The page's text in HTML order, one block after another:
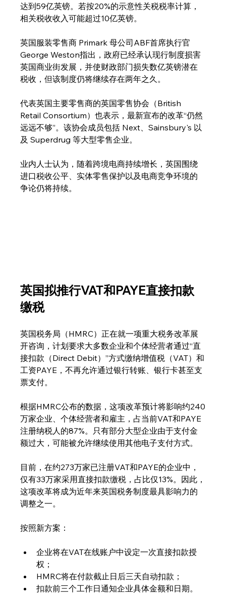
达到59亿英镑。若按20%的示意性关税税率计算，
相关税收收入可能超过10亿英镑。
英国服装零售商 Primark 母公司ABF首席执行官
George Weston指出，政府已经承认现行制度损害
英国商业街发展，并使财政部门损失数亿英镑潜在
税收，但该制度仍将继续存在两年之久。
代表英国主要零售商的英国零售协会（British
Retail Consortium）也表示，最新宣布的改革“仍然
远远不够”。该协会成员包括 Next、Sainsbury's 以
及 Superdrug 等大型零售企业。
业内人士认为，随着跨境电商持续增长，英国围绕
进口税收公平、实体零售保护以及电商竞争环境的
争论仍将持续。
英国拟推行VAT和PAYE直接扣款
缴税
英国税务局（HMRC）正在就一项重大税务改革展
开咨询，计划要求大多数企业和个体经营者通过“直
接扣款（Direct Debit）”方式缴纳增值税（VAT）和
工资PAYE，不再允许通过银行转账、银行卡甚至支
票支付。
根据HMRC公布的数据，这项改革预计将影响约240
万家企业、个体经营者和雇主，占当前VAT和PAYE
注册纳税人的87%。只有部分大型企业由于支付金
额过大，可能被允许继续使用其他电子支付方式。
目前，在约273万家已注册VAT和PAYE的企业中，
仅有33万家采用直接扣款缴税，占比仅13%。因此，
这项改革将成为近年来英国税务制度最具影响力的
调整之一。
按照新方案：
企业将在VAT在线账户中设定一次直接扣款授
权；
HMRC将在付款截止日后三天自动扣款；
扣款前三个工作日通知企业具体金额和日期。